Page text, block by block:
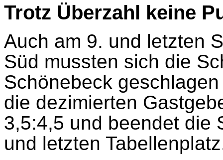
Trotz Überzahl keine
Auch am 9. und letzten
Süd mussten sich die
Schönebeck
die dezimierten
3,5:4,5 und beendet die
und letzten